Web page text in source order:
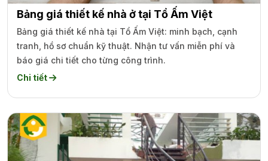
Bảng giá thiết kế nhà ở tại Tổ Ấm Việt
Bảng giá thiết kế nhà tại Tổ Ấm Việt: minh bạch, cạnh
tranh, hồ sơ chuẩn kỹ thuật. Nhận tư vấn miễn phí và
báo giá chi tiết cho từng công trình.
Chi tiết